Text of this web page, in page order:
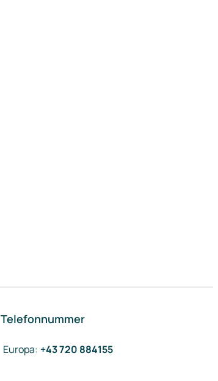
Telefonnummer
Europa: +43 720 884155